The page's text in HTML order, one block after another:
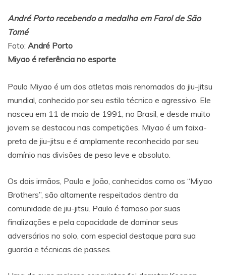
André Porto recebendo a medalha em Farol de São
Tomé
Foto: André Porto
Miyao é referência no esporte
Paulo Miyao é um dos atletas mais renomados do jiu-jitsu
mundial, conhecido por seu estilo técnico e agressivo. Ele
nasceu em 11 de maio de 1991, no Brasil, e desde muito
jovem se destacou nas competições. Miyao é um faixa-
preta de jiu-jitsu e é amplamente reconhecido por seu
domínio nas divisões de peso leve e absoluto.
Os dois irmãos, Paulo e João, conhecidos como os “Miyao
Brothers”, são altamente respeitados dentro da
comunidade de jiu-jitsu. Paulo é famoso por suas
finalizações e pela capacidade de dominar seus
adversários no solo, com especial destaque para sua
guarda e técnicas de passes.